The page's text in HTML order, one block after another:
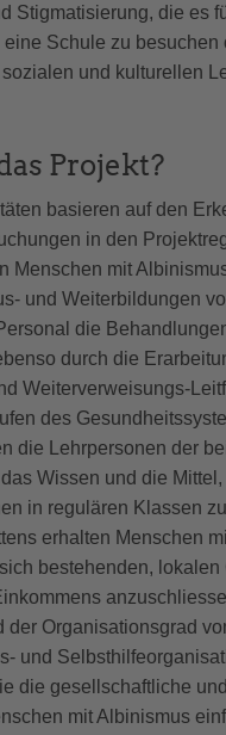
Stigmatisierung, die es
Schule zu besuchen
und kulturellen
Projekt?
basieren auf den
in den
Menschen mit
und Weiterbildungen
die
durch die
Weiterverweisungs-
des
die Lehrpersonen der
Wissen und die
in regulären Klassen zu
erhalten Menschen
bestehenden, lokalen
der Organisationsgrad
und
die gesellschaftliche
mit Albinismus